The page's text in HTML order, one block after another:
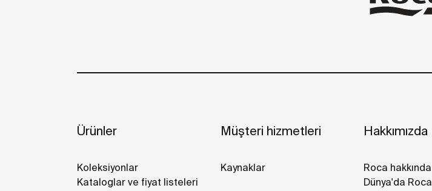
Ürünler
Koleksiyonlar
Kataloglar ve fiyat listeleri
Müşteri hizmetleri
Kaynaklar
Hakkımızda
Roca hakkında
Dünya'da Roca